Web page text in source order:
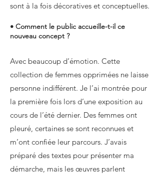
sont à la fois décoratives et conceptuelles.
• Comment le public accueille-t-il ce
nouveau concept ?
Avec beaucoup d’émotion. Cette
collection de femmes opprimées ne laisse
personne indifférent. Je l’ai montrée pour
la première fois lors d’une exposition au
cours de l’été dernier. Des femmes ont
pleuré, certaines se sont reconnues et
m’ont confiée leur parcours. J’avais
préparé des textes pour présenter ma
démarche, mais les œuvres parlent